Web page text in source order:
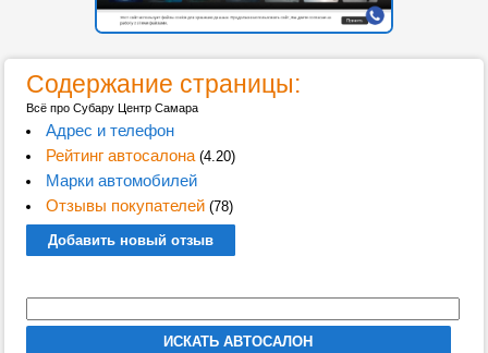
Содержание страницы:
Всё про Субару Центр Самара
Адрес и телефон
Рейтинг автосалона(4.20)
Марки автомобилей
Отзывы покупателей(78)
Добавить новый отзыв